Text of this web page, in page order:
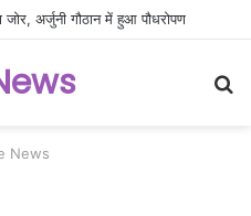
अर्जुनी गौठान में हुआ पौधरोपण
News